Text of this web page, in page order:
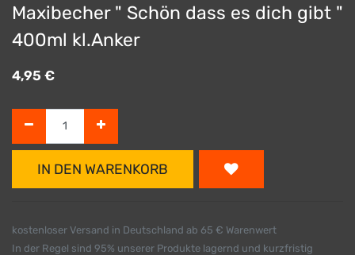
Maxibecher " Schön dass es dich gibt "
400ml kl.Anker
4,95 €
IN DEN WARENKORB
kostenloser Versand in Deutschland ab 65 € Warenwert
In der Regel sind 95% unserer Produkte lagernd und kurzfristig